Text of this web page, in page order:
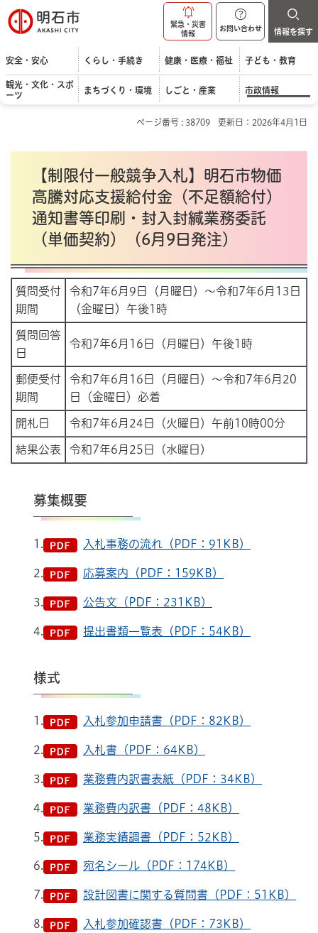
明石市
緊急・災害
情報
お問い合わせ 情報を探す
安全・安心 くらし・手続き 健康・医療・福祉 子ども・教育
観光・文化・スポ
ーツ
まちづくり・環境 しごと・産業 市政情報
ページ番号 : 38709 更新日：2026年4月1日
【制限付一般競争入札】明石市物価
高騰対応支援給付金（不足額給付）
通知書等印刷・封入封緘業務委託
（単価契約）（6月9日発注）
質問受付
期間
令和7年6月9日（月曜日）～令和7年6月13日
（金曜日）午後1時
質問回答
日
令和7年6月16日（月曜日）午後1時
郵便受付
期間
令和7年6月16日（月曜日）～令和7年6月20
日（金曜日）必着
開札日 令和7年6月24日（火曜日）午前10時00分
結果公表 令和7年6月25日（水曜日）
募集概要
1. 入札事務の流れ（PDF：91KB）
2. 応募案内（PDF：159KB）
3. 公告文（PDF：231KB）
4. 提出書類一覧表（PDF：54KB）
様式
1. 入札参加申請書（PDF：82KB）
2. 入札書（PDF：64KB）
3. 業務費内訳書表紙（PDF：34KB）
4. 業務費内訳書（PDF：48KB）
5. 業務実績調書（PDF：52KB）
6. 宛名シール（PDF：174KB）
7. 設計図書に関する質問書（PDF：51KB）
8. 入札参加確認書（PDF：73KB）